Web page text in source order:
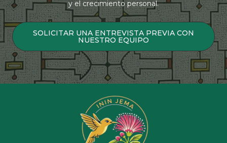
y el crecimiento personal.
SOLICITAR UNA ENTREVISTA PREVIA CON
NUESTRO EQUIPO